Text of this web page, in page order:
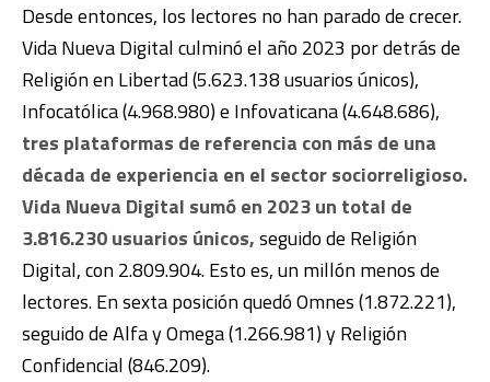
Desde entonces, los lectores no han parado de crecer.
Vida Nueva Digital culminó el año 2023 por detrás de
Religión en Libertad (5.623.138 usuarios únicos),
Infocatólica (4.968.980) e Infovaticana (4.648.686),
tres plataformas de referencia con más de una
década de experiencia en el sector sociorreligioso.
Vida Nueva Digital sumó en 2023 un total de
3.816.230 usuarios únicos,seguido de Religión
Digital, con 2.809.904. Esto es, un millón menos de
lectores. En sexta posición quedó Omnes (1.872.221),
seguido de Alfa y Omega (1.266.981) y Religión
Confidencial (846.209).